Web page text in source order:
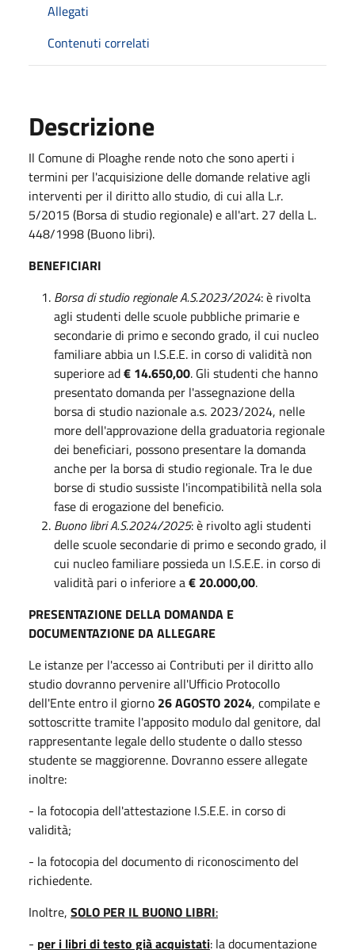
Allegati
Contenuti correlati
Descrizione
Il Comune di Ploaghe rende noto che sono aperti i
termini per l'acquisizione delle domande relative agli
interventi per il diritto allo studio, di cui alla L.r.
5/2015 (Borsa di studio regionale) e all'art. 27 della L.
448/1998 (Buono libri).
BENEFICIARI
Borsa di studio regionale A.S.2023/2024: è rivolta
agli studenti delle scuole pubbliche primarie e
secondarie di primo e secondo grado, il cui nucleo
familiare abbia un I.S.E.E. in corso di validità non
superiore ad€ 14.650,00. Gli studenti che hanno
presentato domanda per l'assegnazione della
borsa di studio nazionale a.s. 2023/2024, nelle
more dell'approvazione della graduatoria regionale
dei beneficiari, possono presentare la domanda
anche per la borsa di studio regionale. Tra le due
borse di studio sussiste l'incompatibilità nella sola
fase di erogazione del beneficio.
Buono libri A.S.2024/2025: è rivolto agli studenti
delle scuole secondarie di primo e secondo grado, il
cui nucleo familiare possieda un I.S.E.E. in corso di
validità pari o inferiore a€ 20.000,00.
PRESENTAZIONE DELLA DOMANDA E
DOCUMENTAZIONE DA ALLEGARE
Le istanze per l'accesso ai Contributi per il diritto allo
studio dovranno pervenire all'Ufficio Protocollo
dell'Ente entro il giorno 26 AGOSTO 2024, compilate e
sottoscritte tramite l'apposito modulo dal genitore, dal
rappresentante legale dello studente o dallo stesso
studente se maggiorenne. Dovranno essere allegate
inoltre:
- la fotocopia dell'attestazione I.S.E.E. in corso di
validità;
- la fotocopia del documento di riconoscimento del
richiedente.
Inoltre, SOLO PER IL BUONO LIBRI:
- per i libri di testo già acquistati: la documentazione